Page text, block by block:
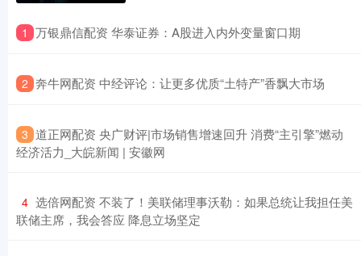
1 ​万银鼎信配资 华泰证券：A股进入内外变量窗口期
2 ​奔牛网配资 中经评论：让更多优质“土特产”香飘大市场
3 ​道正网配资 央广财评|市场销售增速回升 消费“主引擎”燃动
经济活力_大皖新闻 | 安徽网
4 ​选倍网配资 不装了！美联储理事沃勒：如果总统让我担任美
联储主席，我会答应 降息立场坚定